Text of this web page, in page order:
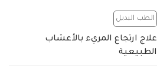
الطب البديل
علاج ارتجاع المريء بالأعشاب
الطبيعية